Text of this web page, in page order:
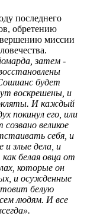
последнего
обретению
миссии
затем -
будет
воскрешены, и
И каждый
покинул его, или
великое
себя, и
и злые дела, и
белая овца от
которые он
и осужденные
белую
людям. И все